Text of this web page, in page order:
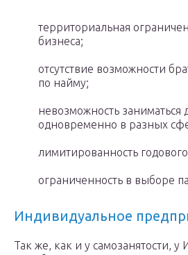
территориальная
бизнеса;
отсутствие возможности
по найму;
невозможность заниматься
одновременно в разных
лимитированность
ограниченность в выборе
Индивидуальное
Так же, как и у самозанятости, у